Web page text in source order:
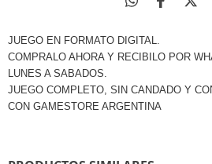
JUEGO EN FORMATO DIGITAL.
COMPRALO AHORA Y RECIBILO POR
LUNES A SABADOS.
JUEGO COMPLETO, SIN CANDADO Y
CON GAMESTORE ARGENTINA